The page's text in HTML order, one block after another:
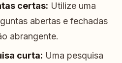
certas: Utilize uma
abertas e fechadas
abrangente.
curta: Uma pesquisa